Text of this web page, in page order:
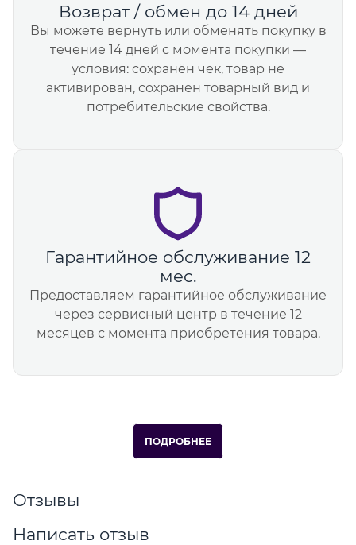
Возврат / обмен до 14 дней
Вы можете вернуть или обменять покупку в
течение 14 дней с момента покупки —
условия: сохранён чек, товар не
активирован, сохранен товарный вид и
потребительские свойства.
Гарантийное обслуживание 12
мес.
Предоставляем гарантийное обслуживание
через сервисный центр в течение 12
месяцев с момента приобретения товара.
ПОДРОБНЕЕ
Отзывы
Написать отзыв